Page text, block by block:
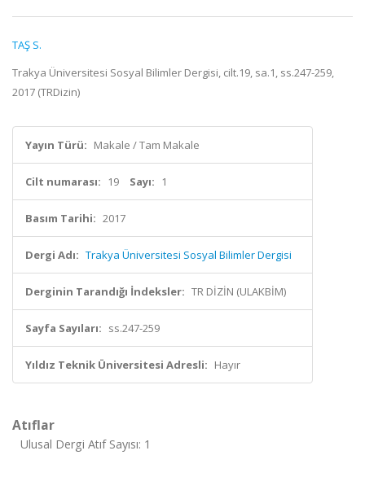
TAŞ S.
Trakya Üniversitesi Sosyal Bilimler Dergisi, cilt.19, sa.1, ss.247-259,
2017 (TRDizin)
Yayın Türü: Makale / Tam Makale
Cilt numarası: 19 Sayı: 1
Basım Tarihi: 2017
Dergi Adı: Trakya Üniversitesi Sosyal Bilimler Dergisi
Derginin Tarandığı İndeksler: TR DİZİN (ULAKBİM)
Sayfa Sayıları: ss.247-259
Yıldız Teknik Üniversitesi Adresli: Hayır
Atıflar
Ulusal Dergi Atıf Sayısı: 1